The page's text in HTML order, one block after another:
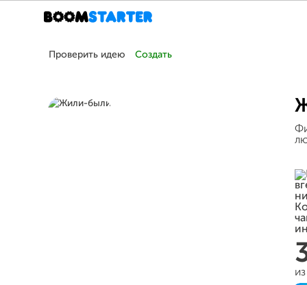
Проверить идею Создать